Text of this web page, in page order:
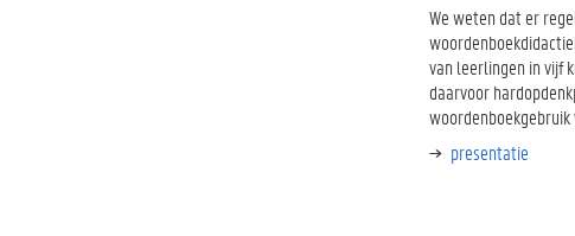
We weten dat er
van leerlingen in vijf
daarvoor
presentatie